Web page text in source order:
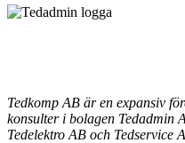
Tedkomp AB är en expansiv
konsulter i bolagen Tedadmin
Tedelektro AB och Tedservice